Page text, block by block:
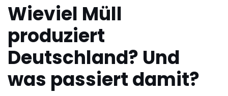
Wieviel Müll
produziert
Deutschland? Und
was passiert damit?